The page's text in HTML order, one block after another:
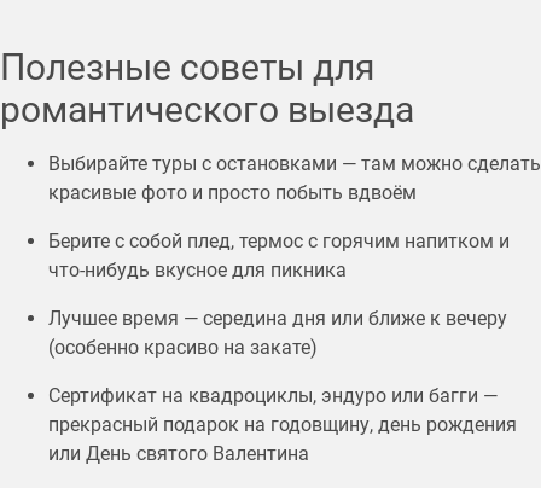
Полезные советы для
романтического выезда
Выбирайте туры с остановками — там можно сделать
красивые фото и просто побыть вдвоём
Берите с собой плед, термос с горячим напитком и
что-нибудь вкусное для пикника
Лучшее время — середина дня или ближе к вечеру
(особенно красиво на закате)
Сертификат на квадроциклы, эндуро или багги —
прекрасный подарок на годовщину, день рождения
или День святого Валентина